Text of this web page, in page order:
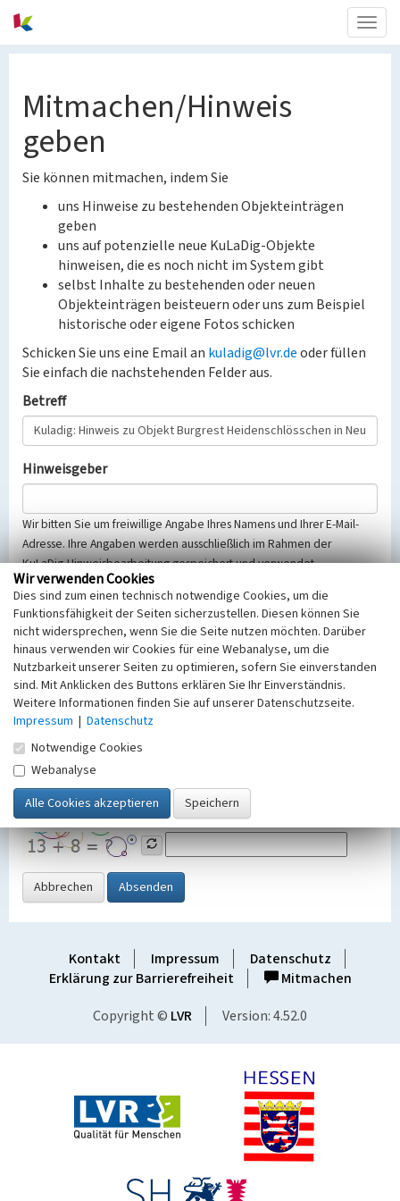
Mitmachen/Hinweis
geben
Sie können mitmachen, indem Sie
uns Hinweise zu bestehenden Objekteinträgen
geben
uns auf potenzielle neue KuLaDig-Objekte
hinweisen, die es noch nicht im System gibt
selbst Inhalte zu bestehenden oder neuen
Objekteinträgen beisteuern oder uns zum Beispiel
historische oder eigene Fotos schicken
Schicken Sie uns eine Email an kuladig@lvr.deoder füllen
Sie einfach die nachstehenden Felder aus.
Betreff
Hinweisgeber
Wir bitten Sie um freiwillige Angabe Ihres Namens und Ihrer E-Mail-
Adresse. Ihre Angaben werden ausschließlich im Rahmen der
KuLaDig-Hinweisbearbeitung gespeichert und verwendet.
Selbstverständlich werden diese entsprechend der Vorschriften des
Telemediengesetzes, des Datenschutzgesetzes NRW und der seit
dem 25.05.2018 gültigen Europäischen Datenschutzgrundverordnung
(EU-DSGVO) vertraulich behandelt, beachten Sie bitte unsere
Hinweise zumDatenschutz
Nachricht
SicherheitsabfrageTragen Sie unten das Rechenergebnis aus der
Grafik ein
Abbrechen Absenden
Kontakt Impressum
Datenschutz
Erklärung zur Barrierefreiheit
Mitmachen
Copyright © LVR Version: 4.52.0
Wir verwenden Cookies
Dies sind zum einen technisch notwendige Cookies, um die
Funktionsfähigkeit der Seiten sicherzustellen. Diesen können Sie
nicht widersprechen, wenn Sie die Seite nutzen möchten. Darüber
hinaus verwenden wir Cookies für eine Webanalyse, um die
Nutzbarkeit unserer Seiten zu optimieren, sofern Sie einverstanden
sind. Mit Anklicken des Buttons erklären Sie Ihr Einverständnis.
Weitere Informationen finden Sie auf unserer Datenschutzseite.
Impressum | Datenschutz
Notwendige Cookies
Webanalyse